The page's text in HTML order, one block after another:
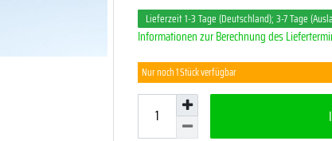
Lieferzeit 1-3 Tage (Deutschland); 3-7 Tage
Informationen zur Berechnung des
Nur noch 1 Stück verfügbar